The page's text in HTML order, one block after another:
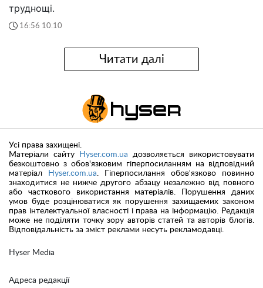
труднощі.
16:56 10.10
Читати далі
Hyser Media
Адреса редакції
Усі права захищені.
Матеріали сайту
Hyser.com.ua дозволяється використовувати
безкоштовно з обов'язковим гіперпосиланням на відповідний
матеріал
Hyser.com.ua. Гіперпосилання обов'язково повинно
знаходитися не нижче другого абзацу незалежно від повного
або часткового використання матеріалів. Порушення даних
умов буде розцінюватися як порушення захищаемих законом
прав інтелектуальної власності і права на інформацію. Редакція
може не поділяти точку зору авторів статей та авторів блогів.
Відповідальність за зміст реклами несуть рекламодавці.